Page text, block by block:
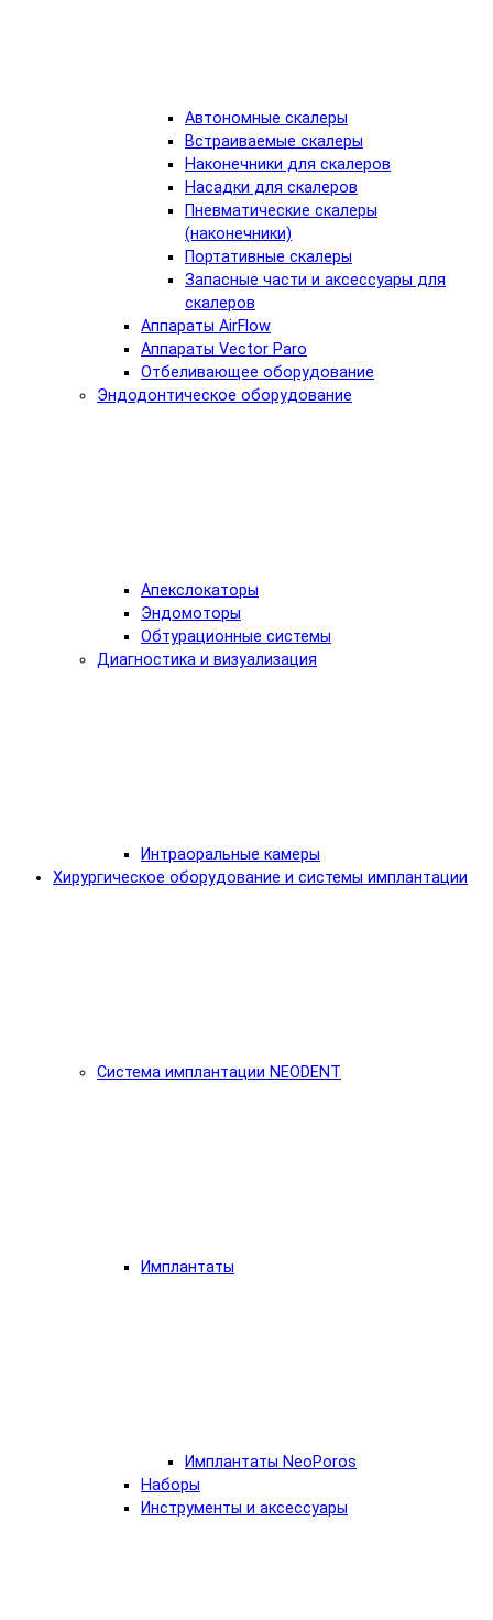
Автономные скалеры
Встраиваемые скалеры
Наконечники для скалеров
Насадки для скалеров
Пневматические скалеры
(наконечники)
Портативные скалеры
Запасные части и аксессуары для
скалеров
Аппараты AirFlow
Аппараты Vector Paro
Отбеливающее оборудование
Эндодонтическое оборудование
Апекслокаторы
Эндомоторы
Обтурационные системы
Диагностика и визуализация
Интраоральные камеры
Хирургическое оборудование и системы имплантации
Система имплантации NEODENT
Имплантаты
Имплантаты NeoPoros
Наборы
Инструменты и аксессуары